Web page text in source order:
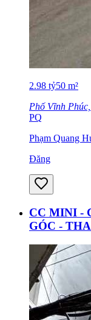
2.98 tỷ50 m²
Phố Vĩnh
PQ
Phạm Quang
Đăng
CC MINI -
GÓC -